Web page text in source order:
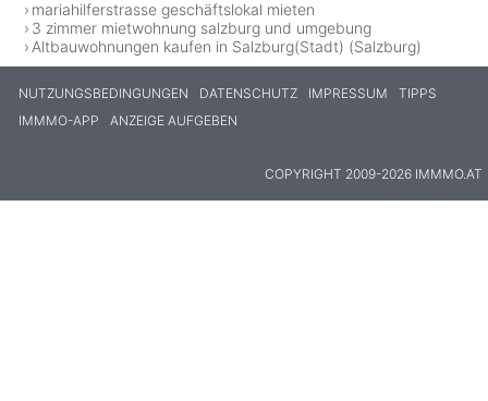
mariahilferstrasse geschäftslokal mieten
3 zimmer mietwohnung salzburg und umgebung
Altbauwohnungen kaufen in Salzburg(Stadt) (Salzburg)
NUTZUNGSBEDINGUNGEN DATENSCHUTZ IMPRESSUM
TIPPS
IMMMO-APP
ANZEIGE AUFGEBEN
COPYRIGHT 2009-2026 IMMMO.AT